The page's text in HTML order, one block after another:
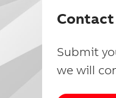
Contact
Submit
we will